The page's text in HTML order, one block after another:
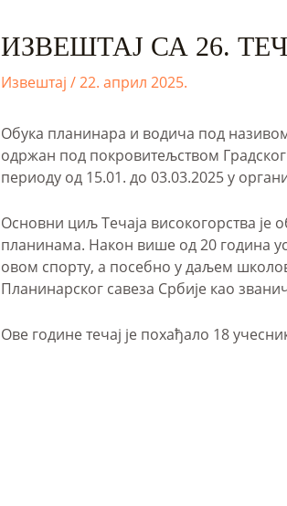
ИЗВЕШТАЈ СА 26.
Извештај /22. април 2025.
Обука планинара и водича под
одржан под покровитељством
периоду од 15.01. до 03.03.2025 у
Основни циљ Течаја високогорства
планинама. Након више од 20 година
овом спорту, а посебно у даљем
Планинарског савеза Србије као
Ове године течај је похађало 18